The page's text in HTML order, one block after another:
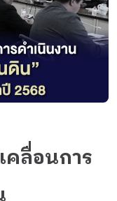
คลื่อนการ